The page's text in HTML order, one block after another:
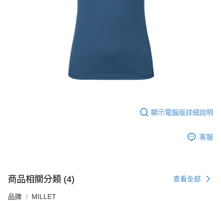
顯示電腦版詳細說明
客服
商品相關分類 (4) 查看全部
品牌 MILLET